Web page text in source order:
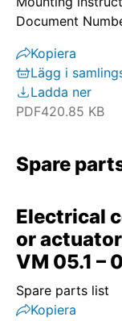
Document
Kopiera
Lägg i
Ladda ner
PDF420.85 KB
Spare
Electrical
or
VM 05.1 –
Spare parts list
Kopiera